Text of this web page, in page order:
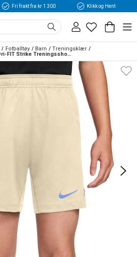
Fri frakt fra kr 1 300 Klikk og Hent
Fotballtøy Barn
Treningsklær
Nike Dri-FIT Strike Treningsshorts Barn Showtime